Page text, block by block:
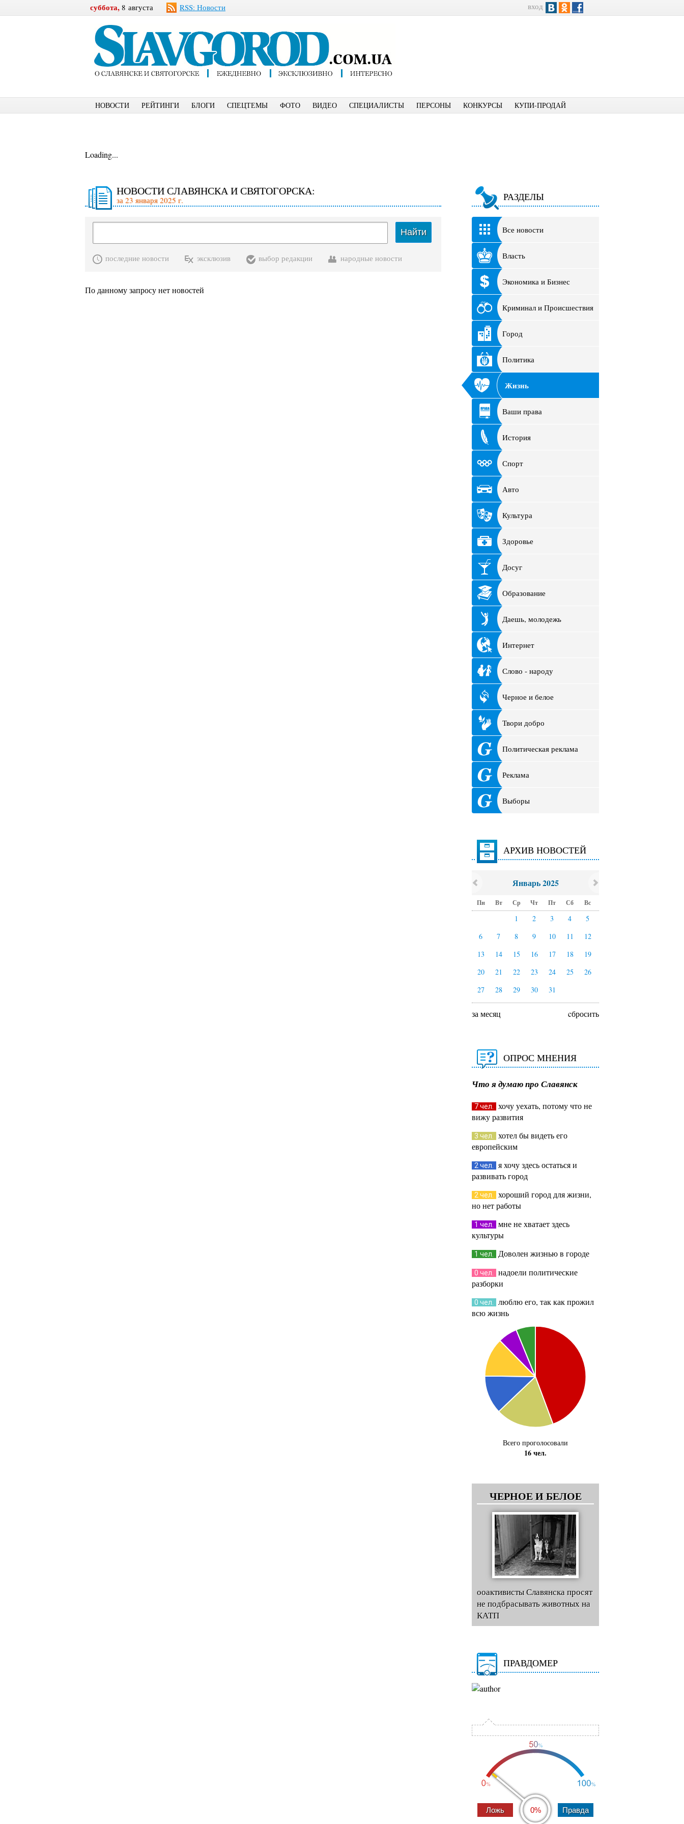
суббота, 8 августа RSS: Новости вход
НОВОСТИ РЕЙТИНГИ БЛОГИ СПЕЦТЕМЫ ФОТО ВИДЕО СПЕЦИАЛИСТЫ ПЕРСОНЫ КОНКУРСЫ КУПИ-ПРОДАЙ
Loading...
НОВОСТИ СЛАВЯНСКА И СВЯТОГОРСКА:
за 23 января 2025 г.
Найти
последние новости эксклюзив выбор редакции народные новости
По данному запросу нет новостей
РАЗДЕЛЫ
Все новости
Власть
Экономика и Бизнес
Криминал и Происшествия
Город
Политика
Жизнь
Ваши права
История
Спорт
Авто
Культура
Здоровье
Досуг
Образование
Даешь, молодежь
Интернет
Слово - народу
Черное и белое
Твори добро
Политическая реклама
Реклама
Выборы
АРХИВ НОВОСТЕЙ
Январь 2025
Пн Вт Ср Чт Пт Сб Вс
1 2 3 4
5
6
7 8 9 10 11
12
13
14 15 16 17 18
19
20
21 22 23 24 25
26
27
28 29 30 31
за месяц cбросить
ОПРОС МНЕНИЯ
Что я думаю про Славянск
7 чел.
хочу уехать, потому что не
вижу развития
3 чел.
хотел бы видеть его
европейским
2 чел.
я хочу здесь остаться и
развивать город
2 чел.
хороший город для жизни,
но нет работы
1 чел.
мне не хватает здесь
культуры
1 чел. Доволен жизнью в городе
0 чел.
надоели политические
разборки
0 чел.
люблю его, так как прожил
всю жизнь
Всего проголосовали
16 чел.
ЧЕРНОЕ И БЕЛОЕ
ооактивисты Славянска просят
не подбрасывать животных на
КАТП
ПРАВДОМЕР
0%